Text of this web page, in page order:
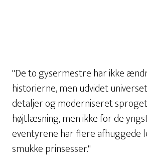
"De to gysermestre har ikke
historierne, men udvidet
detaljer og moderniseret
højtlæsning, men ikke for de
eventyrene har flere afhuggede
smukke prinsesser."